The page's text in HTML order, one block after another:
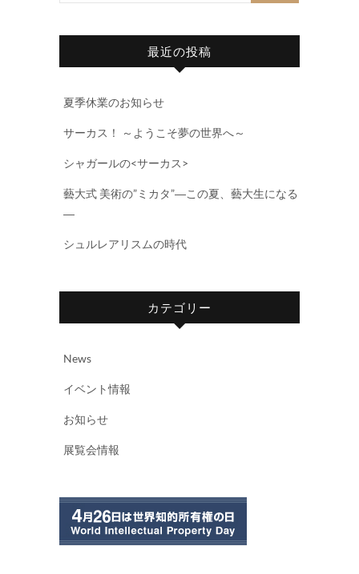
最近の投稿
夏季休業のお知らせ
サーカス！ ～ようこそ夢の世界へ～
シャガールの<サーカス>
藝大式 美術の”ミカタ”―この夏、藝大生になる
―
シュルレアリスムの時代
カテゴリー
News
イベント情報
お知らせ
展覧会情報